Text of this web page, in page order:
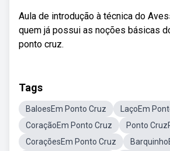
Aula de introdução à técnica do
quem já possui as noções básicas
ponto cruz.
Tags
BaloesEm Ponto Cruz
LaçoEm
CoraçãoEm Ponto Cruz
Ponto
CoraçõesEm Ponto Cruz